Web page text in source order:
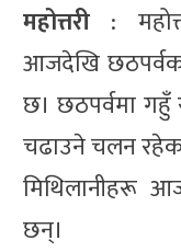
महोत्तरी :
आजदेखि
छ। छठपर्वमा गहुँ
चढाउने चलन
मिथिलानीहरू
छन्।